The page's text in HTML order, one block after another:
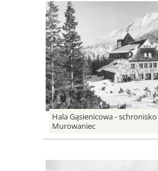
Hala Gąsienicowa - schronisko
Murowaniec